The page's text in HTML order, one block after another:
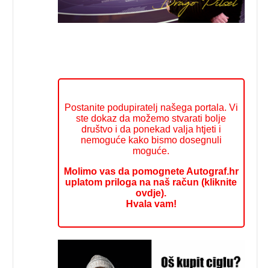
Postanite podupiratelj našega portala. Vi
ste dokaz da možemo stvarati bolje
društvo i da ponekad valja htjeti i
nemoguće kako bismo dosegnuli
moguće.
Molimo vas da pomognete Autograf.hr
uplatom priloga na naš račun (kliknite
ovdje).
Hvala vam!